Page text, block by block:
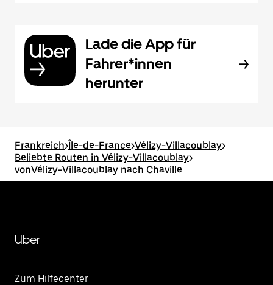
Lade die App für
Fahrer*innen
herunter
Frankreich>Île-de-France>Vélizy-Villacoublay>
Beliebte Routen in Vélizy-Villacoublay>
vonVélizy-Villacoublay nach Chaville
Uber
Zum Hilfecenter